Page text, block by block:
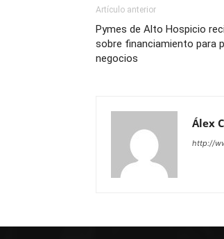
Artículo anterior
Pymes de Alto Hospicio
sobre financiamiento para
negocios
Álex
http://